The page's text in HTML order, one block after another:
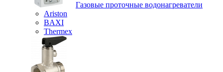
Газовые проточные водонагреватели
Ariston
BAXI
Thermex